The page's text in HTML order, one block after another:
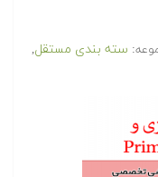
سته بندی مستقل,